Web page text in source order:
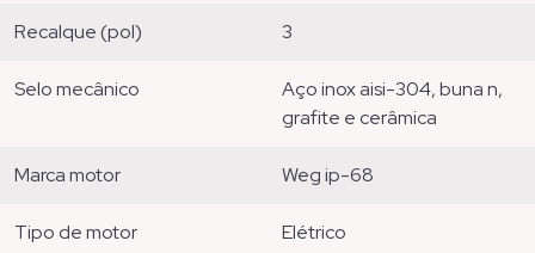
recalque (pol) 3
selo mecânico
aço inox aisi-304, buna n,
grafite e cerâmica
marca motor weg ip-68
tipo de motor elétrico